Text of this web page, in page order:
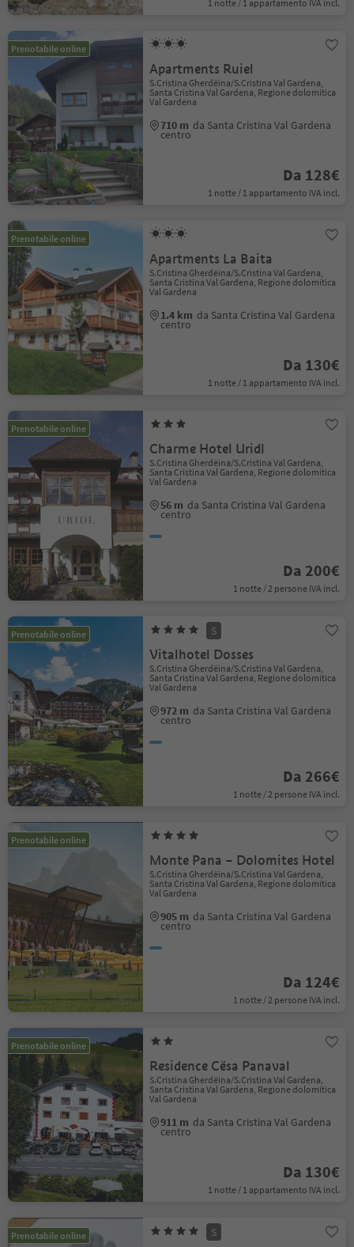
1 notte / 1 appartamento IVA incl.
Prenotabile online
Apartments Ruiel
S.Cristina Gherdëina/S.Cristina Val Gardena,
Santa Cristina Val Gardena, Regione dolomitica
Val Gardena
710 m da Santa Cristina Val Gardena
centro
Da 128€
1 notte / 1 appartamento IVA incl.
Prenotabile online
Apartments La Baita
S.Cristina Gherdëina/S.Cristina Val Gardena,
Santa Cristina Val Gardena, Regione dolomitica
Val Gardena
1.4 km da Santa Cristina Val Gardena
centro
Da 130€
1 notte / 1 appartamento IVA incl.
Prenotabile online
Charme Hotel Uridl
S.Cristina Gherdëina/S.Cristina Val Gardena,
Santa Cristina Val Gardena, Regione dolomitica
Val Gardena
56 m da Santa Cristina Val Gardena
centro
Da 200€
1 notte / 2 persone IVA incl.
Prenotabile online S
Vitalhotel Dosses
S.Cristina Gherdëina/S.Cristina Val Gardena,
Santa Cristina Val Gardena, Regione dolomitica
Val Gardena
972 m da Santa Cristina Val Gardena
centro
Da 266€
1 notte / 2 persone IVA incl.
Prenotabile online
Monte Pana – Dolomites Hotel
S.Cristina Gherdëina/S.Cristina Val Gardena,
Santa Cristina Val Gardena, Regione dolomitica
Val Gardena
905 m da Santa Cristina Val Gardena
centro
Da 124€
1 notte / 2 persone IVA incl.
Prenotabile online
Residence Cësa Panaval
S.Cristina Gherdëina/S.Cristina Val Gardena,
Santa Cristina Val Gardena, Regione dolomitica
Val Gardena
911 m da Santa Cristina Val Gardena
centro
Da 130€
1 notte / 1 appartamento IVA incl.
Prenotabile online S